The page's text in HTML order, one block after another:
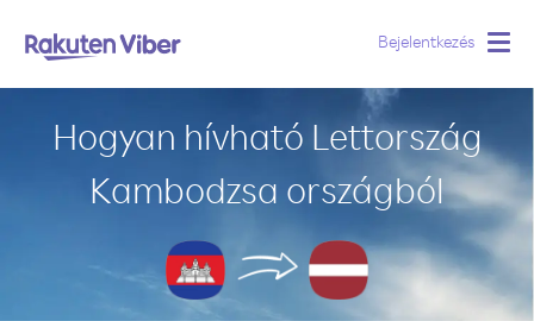
Bejelentkezés
Hogyan hívható Lettország
Kambodzsa országból